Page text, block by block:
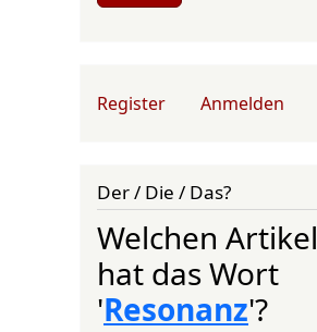
User account menu
Register Anmelden
Der / Die / Das?
Welchen Artikel
hat das Wort
'Resonanz'?